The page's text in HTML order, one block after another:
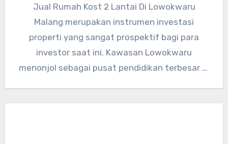
Jual Rumah Kost 2 Lantai Di Lowokwaru
Malang merupakan instrumen investasi
properti yang sangat prospektif bagi para
investor saat ini. Kawasan Lowokwaru
menonjol sebagai pusat pendidikan terbesar di